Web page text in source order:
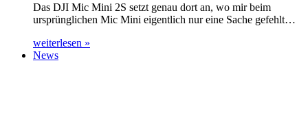
Das DJI Mic Mini 2S setzt genau dort an, wo mir beim
ursprünglichen Mic Mini eigentlich nur eine Sache gefehlt…
weiterlesen »
News